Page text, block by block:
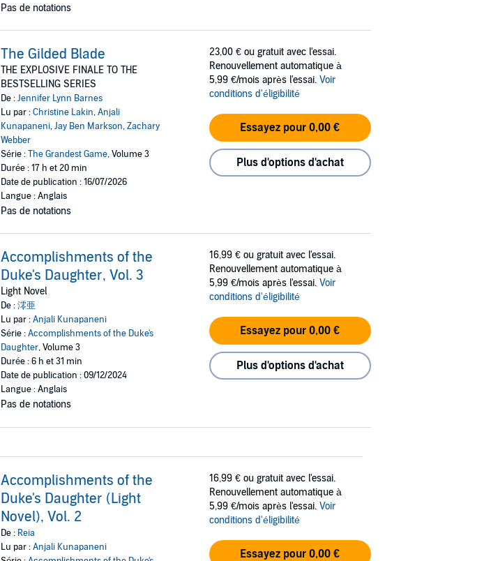
Pas de notations
The Gilded Blade
THE EXPLOSIVE FINALE TO THE
BESTSELLING SERIES
De :Jennifer Lynn Barnes
Lu par :Christine Lakin,Anjali
Kunapaneni,Jay Ben Markson,Zachary
Webber
Série :The Grandest Game, Volume 3
Durée : 17 h et 20 min
Date de publication : 16/07/2026
Langue : Anglais
Pas de notations
23,00 € ou gratuit avec l'essai.
Renouvellement automatique à
5,99 €/mois après l'essai. Voir
conditions d'éligibilité
Essayez pour 0,00 €
Plus d'options d'achat
Accomplishments of the
Duke's Daughter, Vol. 3
Light Novel
De :澪亜
Lu par :Anjali Kunapaneni
Série :Accomplishments of the Duke's
Daughter, Volume 3
Durée : 6 h et 31 min
Date de publication : 09/12/2024
Langue : Anglais
Pas de notations
16,99 € ou gratuit avec l'essai.
Renouvellement automatique à
5,99 €/mois après l'essai. Voir
conditions d'éligibilité
Essayez pour 0,00 €
Plus d'options d'achat
Accomplishments of the
Duke's Daughter (Light
Novel), Vol. 2
De : Reia
Lu par :Anjali Kunapaneni
16,99 € ou gratuit avec l'essai.
Renouvellement automatique à
5,99 €/mois après l'essai. Voir
conditions d'éligibilité
Essayez pour 0,00 €